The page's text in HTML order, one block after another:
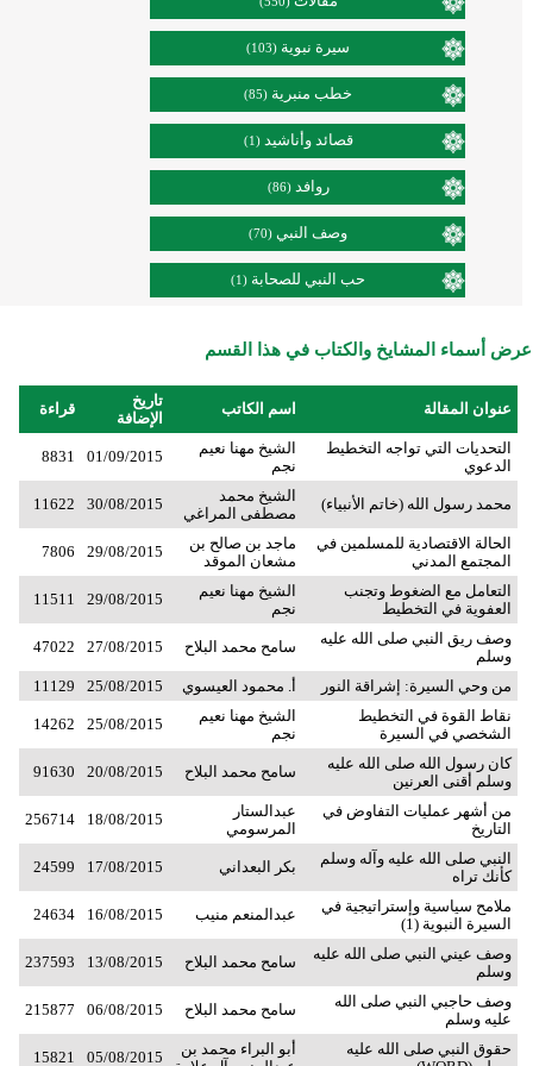
سيرة نبوية (103)
خطب منبرية (85)
قصائد وأناشيد (1)
روافد (86)
وصف النبي (70)
حب النبي للصحابة (1)
عرض أسماء المشايخ والكتاب في هذا القسم
عنوان المقالة اسم الكاتب
تاريخ
الإضافة
قراءة
التحديات التي تواجه التخطيط
الدعوي
الشيخ مهنا نعيم
نجم
01/09/2015
8831
محمد رسول الله (خاتم الأنبياء)
الشيخ محمد
مصطفى المراغي
30/08/2015
11622
الحالة الاقتصادية للمسلمين في
المجتمع المدني
ماجد بن صالح بن
مشعان الموقد
29/08/2015
7806
التعامل مع الضغوط وتجنب
العفوية في التخطيط
الشيخ مهنا نعيم
نجم
29/08/2015
11511
وصف ريق النبي صلى الله عليه
وسلم
سامح محمد البلاح 27/08/2015
47022
من وحي السيرة: إشراقة النور أ. محمود العيسوي 25/08/2015
11129
نقاط القوة في التخطيط
الشخصي في السيرة
الشيخ مهنا نعيم
نجم
25/08/2015
14262
كان رسول الله صلى الله عليه
وسلم أقنى العرنين
سامح محمد البلاح 20/08/2015
91630
من أشهر عمليات التفاوض في
التاريخ
عبدالستار
المرسومي
18/08/2015
256714
النبي صلى الله عليه وآله وسلم
كأنك تراه
بكر البعداني 17/08/2015
24599
ملامح سياسية وإستراتيجية في
السيرة النبوية (1)
عبدالمنعم منيب 16/08/2015
24634
وصف عيني النبي صلى الله عليه
وسلم
سامح محمد البلاح 13/08/2015
237593
وصف حاجبي النبي صلى الله
عليه وسلم
سامح محمد البلاح 06/08/2015
215877
حقوق النبي صلى الله عليه
أبو البراء محمد بن
05/08/2015
15821